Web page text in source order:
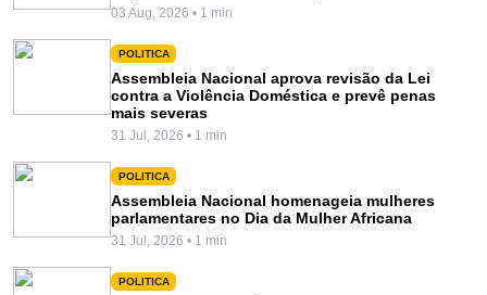
03 Aug, 2026 • 1 min
POLITICA
Assembleia Nacional aprova revisão da Lei
contra a Violência Doméstica e prevê penas
mais severas
31 Jul, 2026 • 1 min
POLITICA
Assembleia Nacional homenageia mulheres
parlamentares no Dia da Mulher Africana
31 Jul, 2026 • 1 min
POLITICA